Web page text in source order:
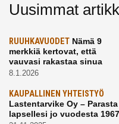
Uusimmat
RUUHKAVUODET Nämä 9
merkkiä kertovat, että
vauvasi rakastaa sinua
8.1.2026
KAUPALLINEN YHTEISTYÖ
Lastentarvike Oy – Parasta
lapsellesi jo vuodesta 1967